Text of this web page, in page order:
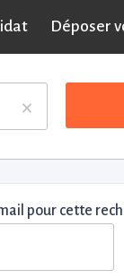
Déposer
×
pour cette